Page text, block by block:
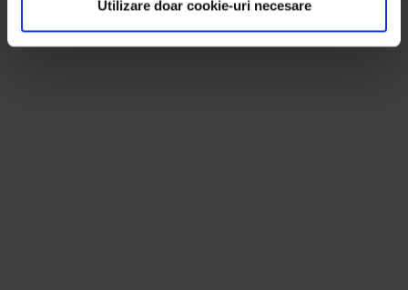
Utilizare doar cookie-uri necesare